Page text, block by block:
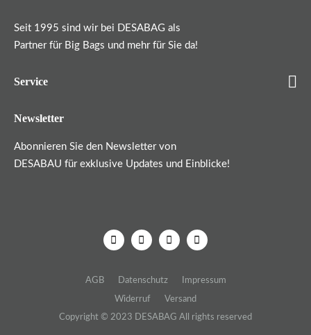
Seit 1995 sind wir bei DESABAG als
Partner für Big Bags und mehr für Sie da!
Service
Newsletter
Abonnieren Sie den Newsletter von
DESABAU für exklusive Updates und Einblicke!
Copyright © 2023 DESABAG All rights reserved
AGB Datenschutz Impressum
Widerruf Versand